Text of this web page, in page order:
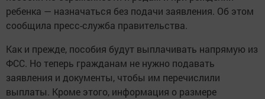
ребенка — назначаться без подачи заявления. Об этом
сообщила пресс-служба правительства.
Как и прежде, пособия будут выплачивать напрямую из
ФСС. Но теперь гражданам не нужно подавать
заявления и документы, чтобы им перечислили
выплаты. Кроме этого, информация о размере